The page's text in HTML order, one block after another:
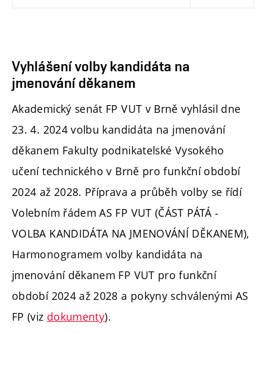
Vyhlášení volby kandidáta na
jmenování děkanem
Akademický senát FP VUT v Brně vyhlásil dne
23. 4. 2024 volbu kandidáta na jmenování
děkanem Fakulty podnikatelské Vysokého
učení technického v Brně pro funkční období
2024 až 2028. Příprava a průběh volby se řídí
Volebním řádem AS FP VUT (ČÁST PÁTÁ -
VOLBA KANDIDÁTA NA JMENOVÁNÍ DĚKANEM),
Harmonogramem volby kandidáta na
jmenování děkanem FP VUT pro funkční
období 2024 až 2028 a pokyny schválenými AS
FP (viz dokumenty).